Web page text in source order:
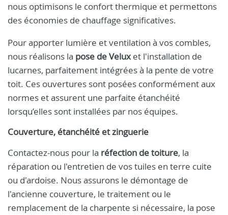
nous optimisons le confort thermique et permettons
des économies de chauffage significatives.
Pour apporter lumière et ventilation à vos combles,
nous réalisons la pose de Veluxet l'installation de
lucarnes, parfaitement intégrées à la pente de votre
toit. Ces ouvertures sont posées conformément aux
normes et assurent une parfaite étanchéité
lorsqu’elles sont installées par nos équipes.
Couverture, étanchéité et zinguerie
Contactez-nous pour la réfection de toiture, la
réparation ou l'entretien de vos tuiles en terre cuite
ou d'ardoise. Nous assurons le démontage de
l'ancienne couverture, le traitement ou le
remplacement de la charpente si nécessaire, la pose